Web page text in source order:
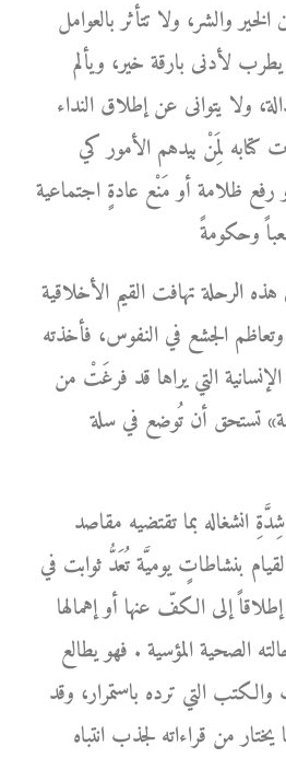
والشر، ولا تتأثر بالعوامل
لأدنى بارقة خير، ويألم
ولا يتوانى عن إطلاق النداء
كتابه لِمَنْ بيدهم الأمور كي
ظلامة أو مَنْع عادةٍ اجتماعية
الرحلة تهافت القيم الأخلاقية
الجشع في النفوس، فأخذته
التي يراها قد فرغَتْ من
تستحق أن تُوضع في سلة
انشغاله بما تقتضيه مقاصد
بنشاطاتٍ يوميَّة تُعَدُّ ثوابت في
إلى الكفّ عنها أو إهمالها
الصحية المؤسية . فهو يطالع
التي ترده باستمرار، وقد
من قراءاته لجذب انتباه